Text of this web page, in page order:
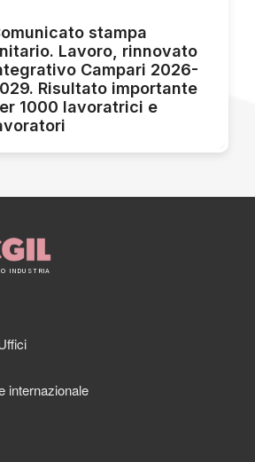
stampa
Lavoro, rinnovato
Campari 2026-
Risultato importante
1000 lavoratrici e
INDUSTRIA
internazionale